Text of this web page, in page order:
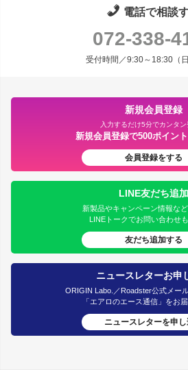
電話で相談
072-338-
受付時間／9:30～18:30（日
新規会員登録
入力するだけ5分でカンタン
新規会員登録で500ポイン
会員登録をする
LINE友だち追加
新製品やキャンペーン情報など
LINEトークでお問い合わせ
友だち追加する
ニュースレターお申
ORIGIN Labo.／Roadster公式メー
「エアロのエース通信」をお届
ニュースレターを申